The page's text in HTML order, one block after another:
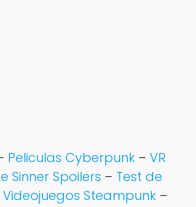
Peliculas Cyberpunk – VR
Sinner Spoilers – Test de
Videojuegos Steampunk–